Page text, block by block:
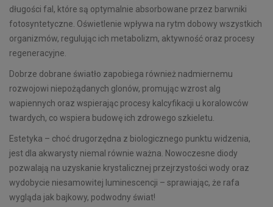
długości fal, które są optymalnie absorbowane przez barwniki
fotosyntetyczne. Oświetlenie wpływa na rytm dobowy wszystkich
organizmów, regulując ich metabolizm, aktywność oraz procesy
regeneracyjne.
Dobrze dobrane światło zapobiega również nadmiernemu
rozwojowi niepożądanych glonów, promując wzrost alg
wapiennych oraz wspierając procesy kalcyfikacji u koralowców
twardych, co wspiera budowę ich zdrowego szkieletu.
Estetyka – choć drugorzędna z biologicznego punktu widzenia,
jest dla akwarysty niemal równie ważna. Nowoczesne diody
pozwalają na uzyskanie krystalicznej przejrzystości wody oraz
wydobycie niesamowitej luminescencji – sprawiając, że rafa
wygląda jak bajkowy, podwodny świat!